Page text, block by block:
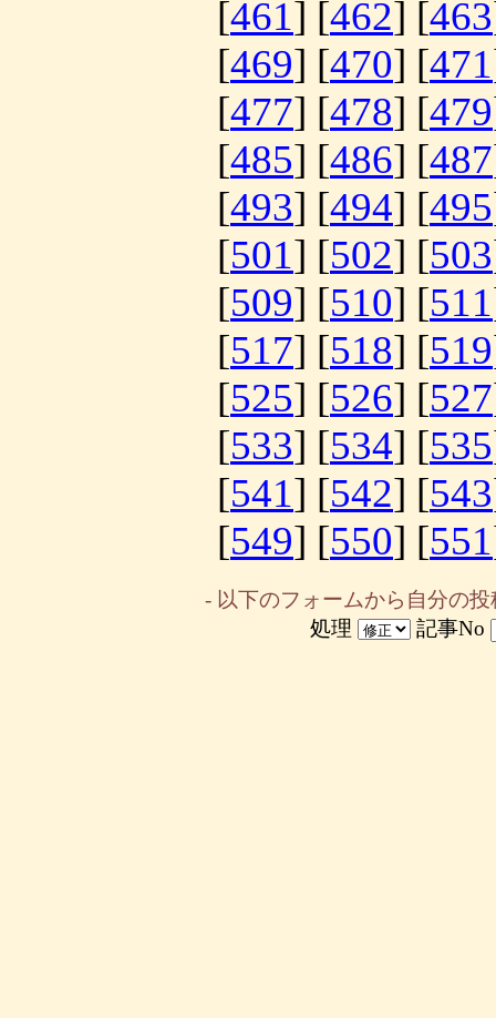
[461] [462] [463
[469] [470] [471
[477] [478] [479
[485] [486] [487
[493] [494] [495
[501] [502] [503
[509] [510] [511
[517] [518] [519
[525] [526] [527
[533] [534] [535
[541] [542] [543
[549] [550] [551
- 以下のフォームから自分の
処理
記事No